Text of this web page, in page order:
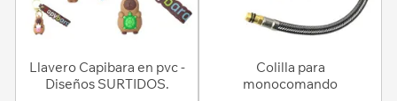
Llavero Capibara en pvc -
Diseños SURTIDOS.
Colilla para
monocomando